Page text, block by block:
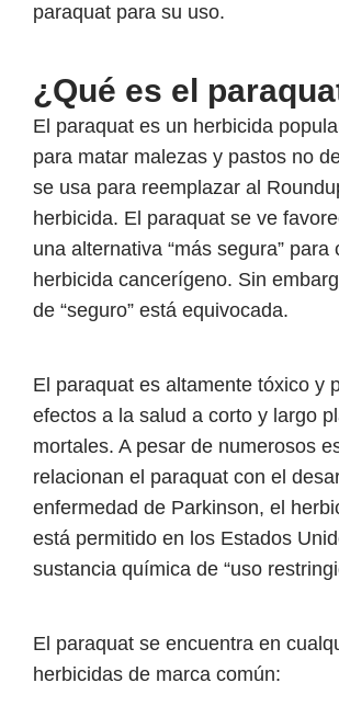
paraquat para su uso.
¿Qué es el
El paraquat es un herbicida
para matar malezas y pastos no
se usa para reemplazar al
herbicida. El paraquat se ve
una alternativa “más segura” para
herbicida cancerígeno. Sin
de “seguro” está equivocada.
El paraquat es altamente tóxico y
efectos a la salud a corto y largo
mortales. A pesar de numerosos
relacionan el paraquat con el
enfermedad de Parkinson, el
está permitido en los Estados
sustancia química de “uso
El paraquat se encuentra en
herbicidas de marca común: